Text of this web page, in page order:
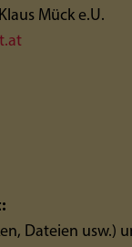
Mück e.U.
Dateien